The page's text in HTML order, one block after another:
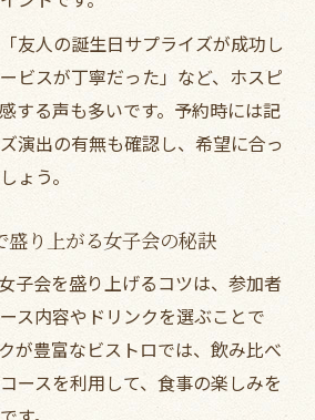
友人の誕生日サプライズが成功し
ビスが丁寧だった」など、ホスピ
する声も多いです。予約時には記
演出の有無も確認し、希望に合っ
ょう。
盛り上がる女子会の秘訣
子会を盛り上げるコツは、参加者
ス内容やドリンクを選ぶことで
が豊富なビストロでは、飲み比べ
ースを利用して、食事の楽しみを